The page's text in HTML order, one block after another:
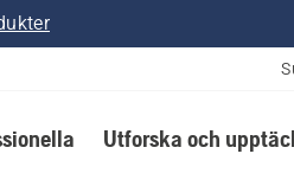
Utforska och